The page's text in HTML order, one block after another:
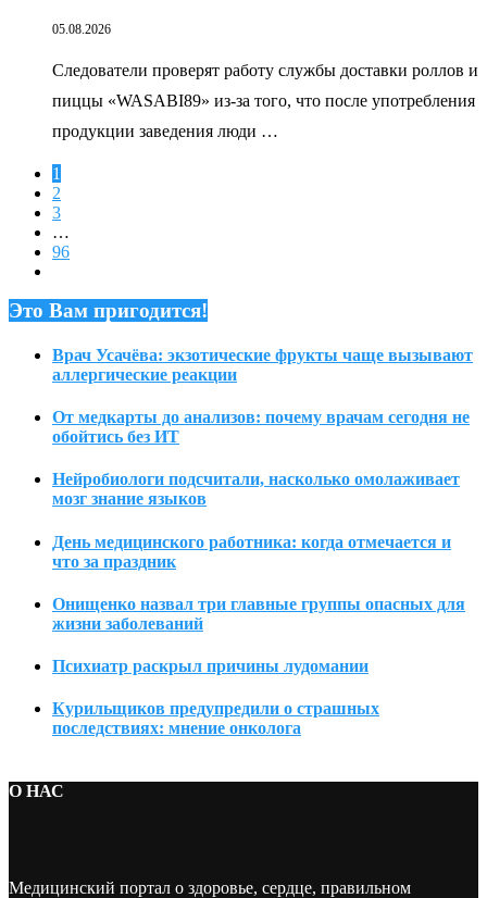
05.08.2026
Следователи проверят работу службы доставки роллов и
пиццы «WASABI89» из-за того, что после употребления
продукции заведения люди …
1
2
3
…
96
Это Вам пригодится!
Врач Усачёва: экзотические фрукты чаще вызывают
аллергические реакции
От медкарты до анализов: почему врачам сегодня не
обойтись без ИТ
Нейробиологи подсчитали, насколько омолаживает
мозг знание языков
День медицинского работника: когда отмечается и
что за праздник
Онищенко назвал три главные группы опасных для
жизни заболеваний
Психиатр раскрыл причины лудомании
Курильщиков предупредили о страшных
последствиях: мнение онколога
О НАС
Медицинский портал о здоровье, сердце, правильном